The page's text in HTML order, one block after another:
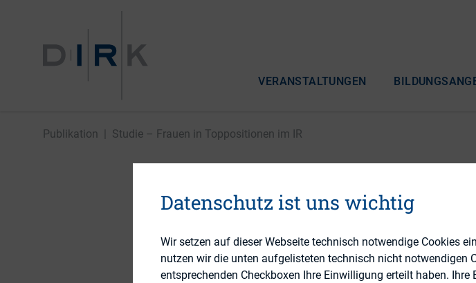
VERANSTALTUNGEN
Publikation Studie – Frauen in Toppositionen im IR
Studie – Frauen in
27. Januar 2017
Datenschutz ist uns wichtig
Wir setzen auf dieser Webseite technisch notwendige Cookies
nutzen wir die unten aufgelisteten technisch nicht notwendigen
entsprechenden Checkboxen Ihre Einwilligung erteilt haben.